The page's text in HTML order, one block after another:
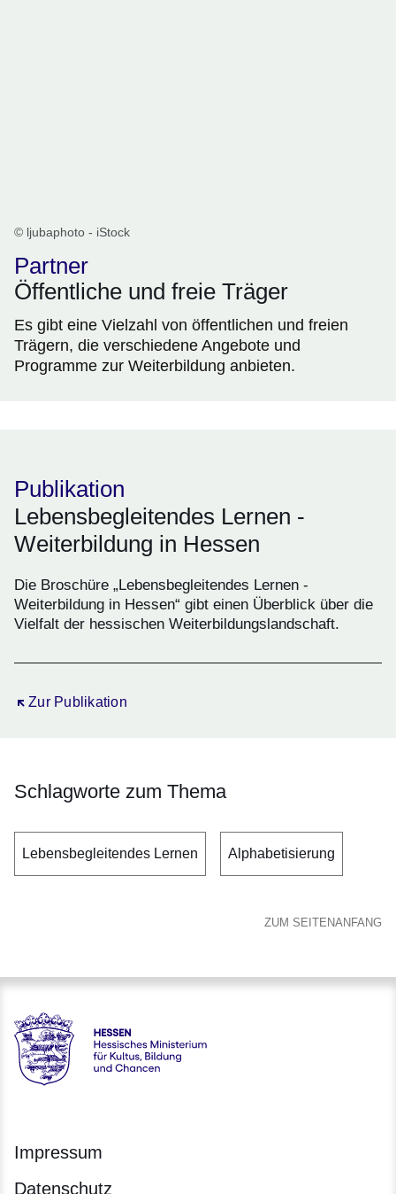
© ljubaphoto - iStock
Partner
Öffentliche und freie Träger
Es gibt eine Vielzahl von öffentlichen und freien
Trägern, die verschiedene Angebote und
Programme zur Weiterbildung anbieten.
Publikation
Lebensbegleitendes Lernen -
Weiterbildung in Hessen
Die Broschüre „Lebensbegleitendes Lernen -
Weiterbildung in Hessen“ gibt einen Überblick über die
Vielfalt der hessischen Weiterbildungslandschaft.
Zur Publikation
Öffnet sich in einem neuen Fenster
Schlagworte zum Thema
Lebensbegleitendes Lernen Alphabetisierung
ZUM SEITENANFANG
Hessen - Hessisches Ministerium für Kultus, Bildung und
Impressum
Datenschutz